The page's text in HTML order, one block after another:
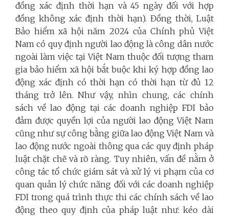
đồng xác định thời hạn và 45 ngày đối với hợp
đồng không xác định thời hạn). Đồng thời, Luật
Bảo hiểm xã hội năm 2024 của Chính phủ Việt
Nam có quy định người lao động là công dân nước
ngoài làm việc tại Việt Nam thuộc đối tượng tham
gia bảo hiểm xã hội bắt buộc khi ký hợp đồng lao
động xác định có thời hạn có thời hạn từ đủ 12
tháng trở lên. Như vậy, nhìn chung, các chính
sách về lao động tại các doanh nghiệp FDI bảo
đảm được quyền lợi của người lao động Việt Nam
cũng như sự công bằng giữa lao động Việt Nam và
lao động nước ngoài thông qua các quy định pháp
luật chặt chẽ và rõ ràng. Tuy nhiên, vấn đề nằm ở
công tác tổ chức giám sát và xử lý vi phạm của cơ
quan quản lý chức năng đối với các doanh nghiệp
FDI trong quá trình thực thi các chính sách về lao
động theo quy định của pháp luật như: kéo dài